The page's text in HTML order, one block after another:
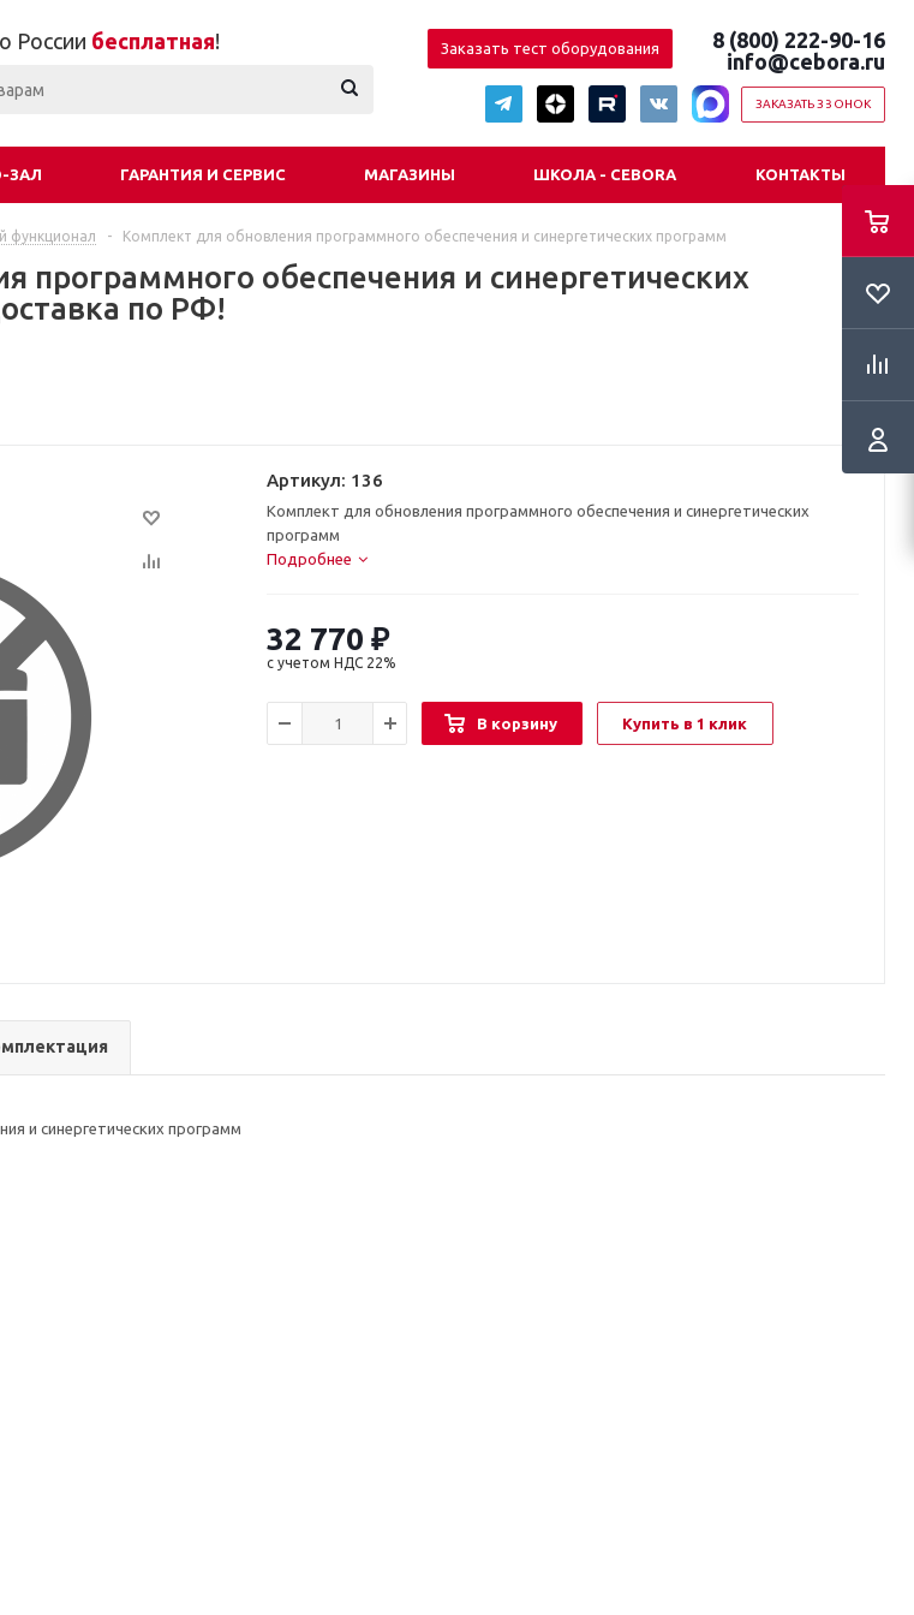
России бесплатная! Заказать тест оборудования
8 (800) 222-90-16
info@cebora.ru
ЗАКАЗАТЬ ЗВОНОК
ЗАЛ ГАРАНТИЯ И СЕРВИС МАГАЗИНЫ ШКОЛА - CEBORA КОНТАКТЫ
функционал - Комплект для обновления программного обеспечения и синергетических программ
программного обеспечения и синергетических
по РФ!
Артикул: 136
Комплект для обновления программного обеспечения и синергетических
программ
Подробнее
32 770 ₽
с учетом НДС 22%
В корзину Купить в 1 клик
и синергетических программ